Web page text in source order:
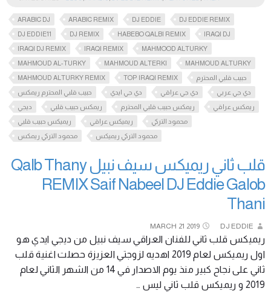
ARABIC DJ ARABIC REMIX DJ EDDIE
DJ EDDIE REMIX
DJ EDDIE11
DJ REMIX HABEBO QALBI REMIX
IRAQI DJ
IRAQI DJ REMIX
IRAQI REMIX
MAHMOOD ALTURKY
MAHMOUD AL-TURKY
MAHMOUD ALTERKI
MAHMOUD ALTURKY
MAHMOUD ALTURKY REMIX
TOP IRAQI REMIX
حبيب قلبي المحترم
حبيب قلبي المحترم ريمكس
دي جي ايدي دي جي عراقي
دي جي عربي
ديجي
ريمكس حبيب قلبي ريمكس حبيب قلبي المحترم
ريمكس عراقي
ريميكس حبيب قلبي
ريميكس عراقي
محمود التركي
محمود التركي ريمكس
محمود التركي ريميكس
قلب ثاني ريميكس سيف نبيل Qalb Thany
REMIX Saif Nabeel DJ Eddie Galob
Thani
MARCH 21 2019 DJ EDDIE
ريميكس قلب ثاني للفنان العراقي سيف نبيل من ديجي ايدي هو
اول ريميكس لعام 2019 اهديه لزوجتي العزيزة حصلت اغنية قلب
ثاني على نجاح كبير منذ يوم الاصدار في 14 من الشهر الثاني لعام
2019 و ريميكس قلب ثاني ليس …